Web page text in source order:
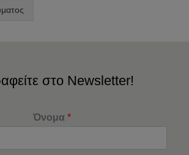
στο Newsletter!
Όνομα *